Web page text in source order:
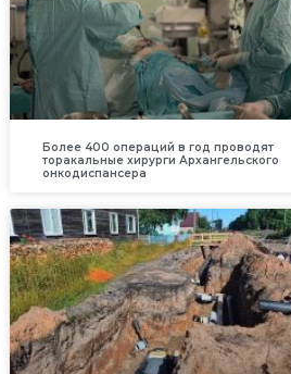
Более 400 операций в год проводят
торакальные хирурги Архангельского
онкодиспансера